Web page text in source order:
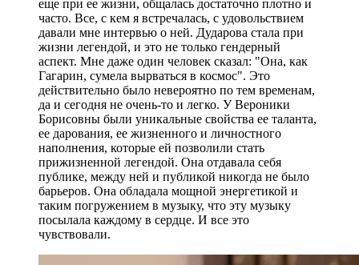
еще при ее жизни, общалась достаточно плотно и
часто. Все, с кем я встречалась, с удовольствием
давали мне интервью о ней. Дударова стала при
жизни легендой, и это не только гендерный
аспект. Мне даже один человек сказал: "Она, как
Гагарин, сумела вырваться в космос". Это
действительно было невероятно по тем временам,
да и сегодня не очень-то и легко. У Вероники
Борисовны были уникальные свойства ее таланта,
ее дарования, ее жизненного и личностного
наполнения, которые ей позволили стать
прижизненной легендой. Она отдавала себя
публике, между ней и публикой никогда не было
барьеров. Она обладала мощной энергетикой и
таким погружением в музыку, что эту музыку
посылала каждому в сердце. И все это
чувствовали.